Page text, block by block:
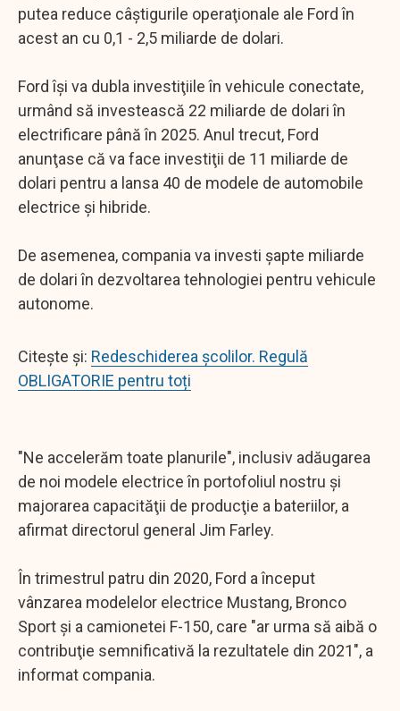
putea reduce câştigurile operaţionale ale Ford în
acest an cu 0,1 - 2,5 miliarde de dolari.
Ford îşi va dubla investiţiile în vehicule conectate,
urmând să investească 22 miliarde de dolari în
electrificare până în 2025. Anul trecut, Ford
anunţase că va face investiţii de 11 miliarde de
dolari pentru a lansa 40 de modele de automobile
electrice şi hibride.
De asemenea, compania va investi şapte miliarde
de dolari în dezvoltarea tehnologiei pentru vehicule
autonome.
Citește și: Redeschiderea școlilor. Regulă
OBLIGATORIE pentru toți
"Ne accelerăm toate planurile", inclusiv adăugarea
de noi modele electrice în portofoliul nostru şi
majorarea capacităţii de producţie a bateriilor, a
afirmat directorul general Jim Farley.
În trimestrul patru din 2020, Ford a început
vânzarea modelelor electrice Mustang, Bronco
Sport şi a camionetei F-150, care "ar urma să aibă o
contribuţie semnificativă la rezultatele din 2021", a
informat compania.